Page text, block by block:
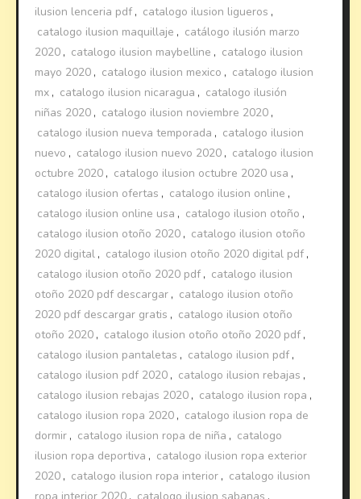
ilusion lenceria pdf , catalogo ilusion ligueros ,
catalogo ilusion maquillaje , catálogo ilusión marzo
2020 , catalogo ilusion maybelline , catalogo ilusion
mayo 2020 , catalogo ilusion mexico , catalogo ilusion
mx , catalogo ilusion nicaragua , catalogo ilusión
niñas 2020 , catalogo ilusion noviembre 2020 ,
catalogo ilusion nueva temporada , catalogo ilusion
nuevo , catalogo ilusion nuevo 2020 , catalogo ilusion
octubre 2020 , catalogo ilusion octubre 2020 usa ,
catalogo ilusion ofertas , catalogo ilusion online ,
catalogo ilusion online usa , catalogo ilusion otoño ,
catalogo ilusion otoño 2020 , catalogo ilusion otoño
2020 digital , catalogo ilusion otoño 2020 digital pdf ,
catalogo ilusion otoño 2020 pdf , catalogo ilusion
otoño 2020 pdf descargar , catalogo ilusion otoño
2020 pdf descargar gratis , catalogo ilusion otoño
otoño 2020 , catalogo ilusion otoño otoño 2020 pdf ,
catalogo ilusion pantaletas , catalogo ilusion pdf ,
catalogo ilusion pdf 2020 , catalogo ilusion rebajas ,
catalogo ilusion rebajas 2020 , catalogo ilusion ropa ,
catalogo ilusion ropa 2020 , catalogo ilusion ropa de
dormir , catalogo ilusion ropa de niña , catalogo
ilusion ropa deportiva , catalogo ilusion ropa exterior
2020 , catalogo ilusion ropa interior , catalogo ilusion
ropa interior 2020 , catalogo ilusion sabanas ,